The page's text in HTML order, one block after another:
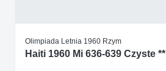
Olimpiada Letnia 1960 Rzym
Haiti 1960 Mi 636-639 Czyste **